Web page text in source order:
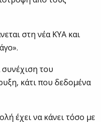
στη νέα ΚΥΑ και
του
κάτι που δεδομένα
έχει να κάνει τόσο με